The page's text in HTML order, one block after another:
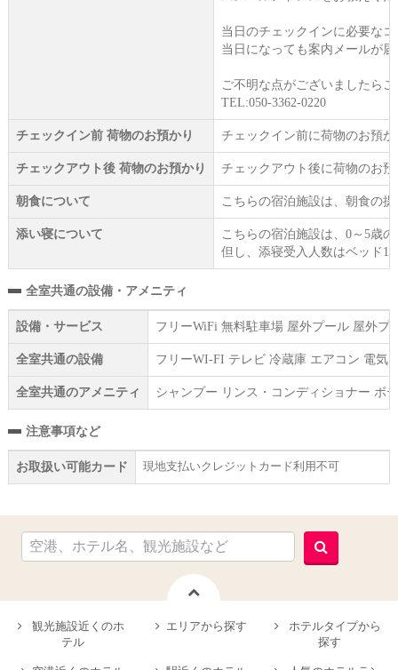
当日のチェックインに必要な
当日になっても案内メールが
ご不明な点がございましたら
TEL:050-3362-0220
チェックイン前 荷物のお預かり チェックイン前に荷物のお預
チェックアウト後 荷物のお預かり チェックアウト後に荷物のお
朝食について こちらの宿泊施設は、朝食の
添い寝について
こちらの宿泊施設は、0～5歳
但し、添寝受入人数はベッド1
全室共通の設備・アメニティ
設備・サービス フリーWiFi 無料駐車場 屋外プール 屋外
全室共通の設備 フリーWI‐FI テレビ 冷蔵庫 エアコン 電気
全室共通のアメニティ シャンプー リンス・コンディショナー ボ
注意事項など
お取扱い可能カード 現地支払いクレジットカード利用不可
観光施設近くのホ
テル
エリアから探す
ホテルタイプから
探す